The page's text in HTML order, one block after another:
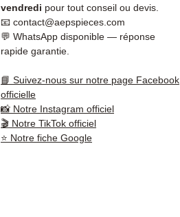
vendredi pour tout conseil ou devis.
📧 contact@aepspieces.com
💬 WhatsApp disponible — réponse
rapide garantie.
📘 Suivez-nous sur notre page Facebook
officielle
📸 Notre Instagram officiel
🎬 Notre TikTok officiel
⭐ Notre fiche Google